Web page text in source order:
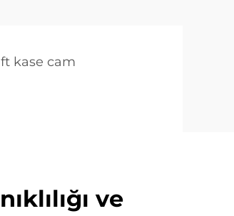
kase cam
ve